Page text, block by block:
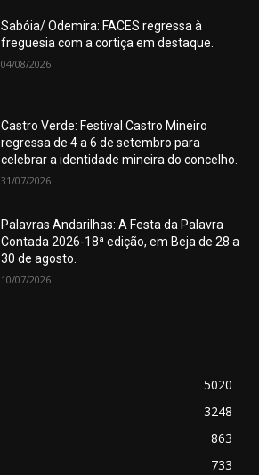
Sabóia/ Odemira: FACES regressa à
freguesia com a cortiça em destaque.
04/08/2026
Castro Verde: Festival Castro Mineiro
regressa de 4 a 6 de setembro para
celebrar a identidade mineira do concelho.
31/07/2026
Palavras Andarilhas: A Festa da Palavra
Contada 2026-18ª edição, em Beja de 28 a
30 de agosto.
10/07/2026
5020
3248
863
733